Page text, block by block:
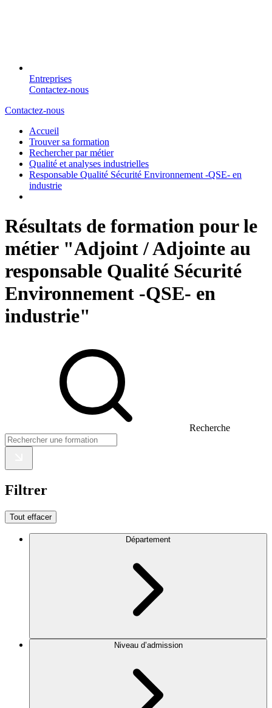
Entreprises
Contactez-nous
Contactez-nous
Accueil
Trouver sa formation
Rechercher par métier
Qualité et analyses industrielles
Responsable Qualité Sécurité Environnement -QSE- en
industrie
Résultats de formation pour le
métier "Adjoint / Adjointe au
responsable Qualité Sécurité
Environnement -QSE- en
industrie"
Recherche
Filtrer
Tout effacer
Département
Niveau d’admission